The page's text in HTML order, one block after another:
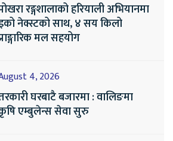
रङ्गशालाको हरियाली अभियानमा
नेक्स्टको साथ, ४ सय किलो
मल सहयोग
4, 2026
घरबाटै बजारमा : वालिङमा
एम्बुलेन्स सेवा सुरु